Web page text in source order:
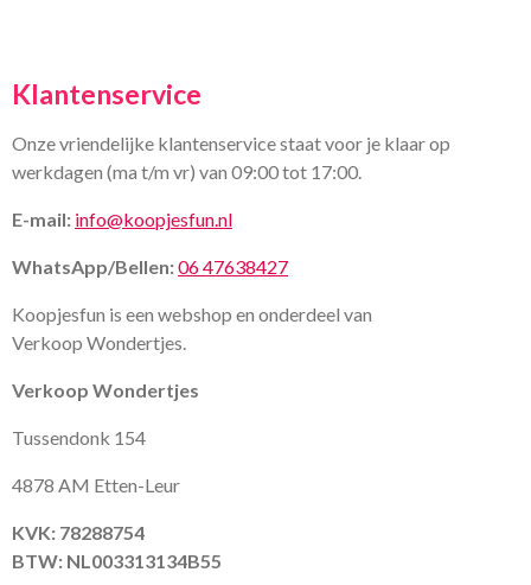
Klantenservice
Onze vriendelijke klantenservice staat voor je klaar op
werkdagen (ma t/m vr) van 09:00 tot 17:00.
E-mail: info@koopjesfun.nl
WhatsApp/Bellen: 06 47638427
Koopjesfun is een webshop en onderdeel van
Verkoop Wondertjes.
Verkoop Wondertjes
Tussendonk 154
4878 AM Etten-Leur
KVK: 78288754
BTW: NL003313134B55